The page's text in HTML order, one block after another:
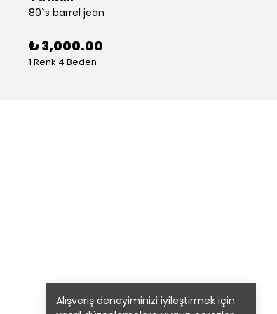
Alışveriş deneyiminizi iyileştirmek için
80`s barrel jean
₺ 3,000.00
1 Renk 4 Beden